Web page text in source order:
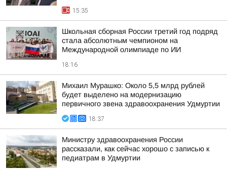
15:35
Школьная сборная России третий год подряд
стала абсолютным чемпионом на
Международной олимпиаде по ИИ
18:16
Михаил Мурашко: Около 5,5 млрд рублей
будет выделено на модернизацию
первичного звена здравоохранения Удмуртии
18:37
Министру здравоохранения России
рассказали, как сейчас хорошо с записью к
педиатрам в Удмуртии